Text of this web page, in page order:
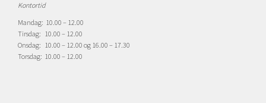
Kontortid
Mandag: 10.00 – 12.00
Tirsdag: 10.00 – 12.00
Onsdag: 10.00 – 12.00 og 16.00 – 17.30
Torsdag: 10.00 – 12.00